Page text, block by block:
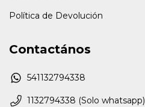
Política de Devolución
Contactános
541132794338
1132794338 (Solo whatsapp)